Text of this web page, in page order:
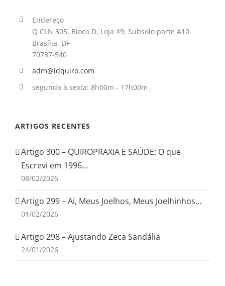
Endereço
Q CLN 305, Bloco D, Loja 49, Subsolo parte A10
Brasília, DF
70737-540
adm@idquiro.com
segunda à sexta: 8h00m - 17h00m
ARTIGOS RECENTES
Artigo 300 – QUIROPRAXIA E SAÚDE: O que
Escrevi em 1996…
08/02/2026
Artigo 299 – Ai, Meus Joelhos, Meus Joelhinhos…
01/02/2026
Artigo 298 – Ajustando Zeca Sandália
24/01/2026